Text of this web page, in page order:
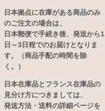
日本拠点に在庫がある商品のみ
のご注文の場合は、
日本郵便で手続き後、発送から1
日～3日程でのお届けとなりま
す。（商品手配の時間を除
く。）
日本在庫品とフランス在庫品の
見分け方につきましては、
発送方法・送料の詳細ページを